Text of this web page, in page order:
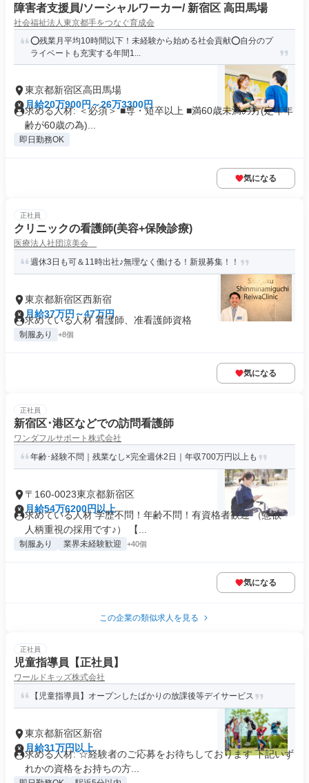
障害者支援員/ソーシャルワーカー/ 新宿区 高田馬場
社会福祉法人東京都手をつなぐ育成会
⭕️残業月平均10時間以下！未経験から始める社会貢献⭕️自分のプ
ライベートも充実する年間1...
東京都新宿区高田馬場
月給20万900円～26万3300円
求める人材: ＜必須＞ ■専・短卒以上 ■満60歳未満の方(定年年
齢が60歳の為)...
即日勤務OK
気になる
正社員
クリニックの看護師(美容+保険診療)
医療法人社団涼美会
週休3日も可＆11時出社♪無理なく働ける！新規募集！！
東京都新宿区西新宿
月給37万円～47万円
求めている人材 看護師、准看護師資格
制服あり +8個
気になる
正社員
新宿区･港区などでの訪問看護師
ワンダフルサポート株式会社
年齢･経験不問｜残業なし×完全週休2日｜年収700万円以上も
〒160-0023東京都新宿区
月給54万6200円以上
求めている人材 学歴不問！年齢不問！有資格者歓迎 （意欲･
人柄重視の採用です♪） 【...
制服あり 業界未経験歓迎 +40個
気になる
この企業の類似求人を見る
正社員
児童指導員【正社員】
ワールドキッズ株式会社
【児童指導員】オープンしたばかりの放課後等デイサービス
東京都新宿区新宿
月給31万円以上
求める人材: ☆経験者のご応募をお待ちしております 下記いず
れかの資格をお持ちの方...